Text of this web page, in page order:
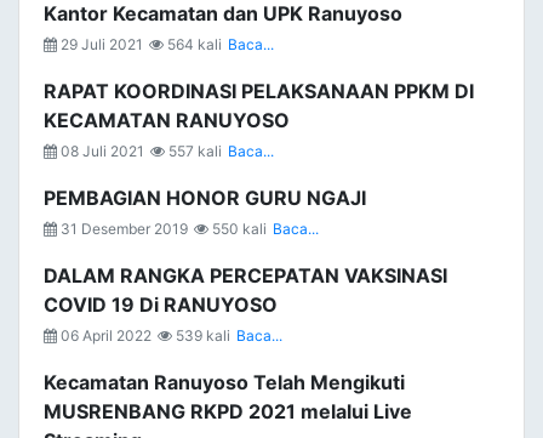
Kantor Kecamatan dan UPK Ranuyoso
29 Juli 2021 564 kali Baca...
RAPAT KOORDINASI PELAKSANAAN PPKM DI
KECAMATAN RANUYOSO
08 Juli 2021 557 kali Baca...
PEMBAGIAN HONOR GURU NGAJI
31 Desember 2019 550 kali Baca...
DALAM RANGKA PERCEPATAN VAKSINASI
COVID 19 Di RANUYOSO
06 April 2022 539 kali Baca...
Kecamatan Ranuyoso Telah Mengikuti
MUSRENBANG RKPD 2021 melalui Live